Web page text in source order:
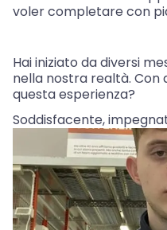
voler completare con
Hai iniziato da diversi
nella nostra realtà. Con
questa esperienza?
Soddisfacente,